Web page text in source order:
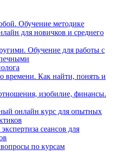
Обучение методике
для новичков и среднего
Обучение для работы с
времени. Как найти, понять и
изобилие, финансы.
онлайн курс для опытных
сеансов для
по курсам